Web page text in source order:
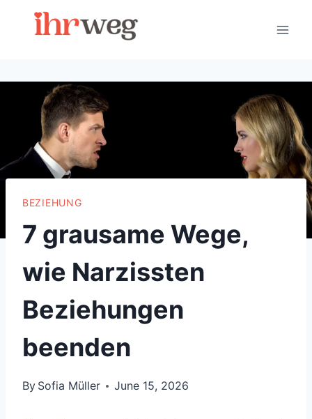
BEZIEHUNG
7 grausame Wege,
wie Narzissten
Beziehungen
beenden
By Sofia Müller June 15, 2026